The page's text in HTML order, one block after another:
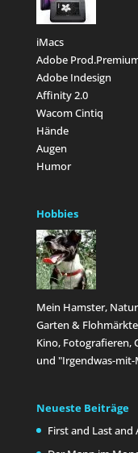
iMacs
Adobe
Adobe Indesign
Affinity 2.0
Wacom Cintiq
Hände
Augen
Humor
Hobbies
Mein Hamster,
Garten &
Kino, Fotografieren,
und "Irgendwas-
Neueste Beiträge
First and Last and